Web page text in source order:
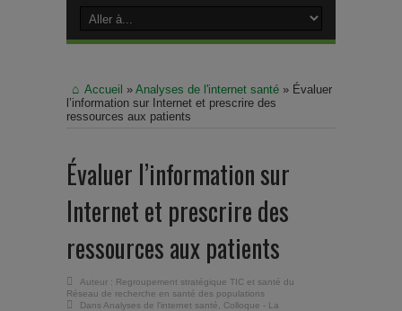
Accueil » Analyses de l'internet santé » Évaluer
l’information sur Internet et prescrire des
ressources aux patients
Évaluer l’information sur
Internet et prescrire des
ressources aux patients
Auteur : Regroupement stratégique TIC et santé du
Réseau de recherche en santé des populations
Dans Analyses de l'internet santé
Colloque - La